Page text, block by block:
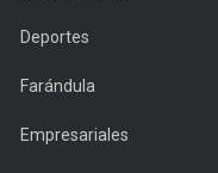
Deportes
Farándula
Empresariales